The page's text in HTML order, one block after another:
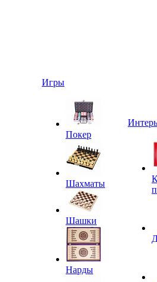
Игры
Покер
Шахматы
Шашки
Нарды